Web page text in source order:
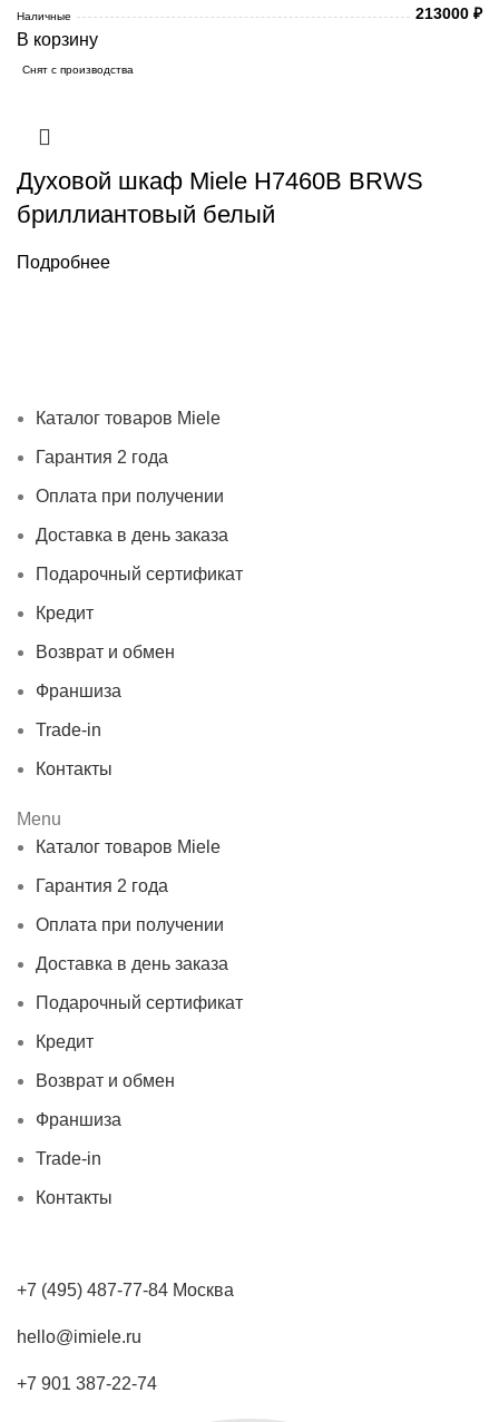
Наличные
213000 ₽
В корзину
Снят с производства
Духовой шкаф Miele H7460B BRWS
бриллиантовый белый
Подробнее
Каталог товаров Miele
Гарантия 2 года
Оплата при получении
Доставка в день заказа
Подарочный сертификат
Кредит
Возврат и обмен
Франшиза
Trade-in
Контакты
Menu
Каталог товаров Miele
Гарантия 2 года
Оплата при получении
Доставка в день заказа
Подарочный сертификат
Кредит
Возврат и обмен
Франшиза
Trade-in
Контакты
+7 (495) 487-77-84 Москва
hello@imiele.ru
+7 901 387-22-74